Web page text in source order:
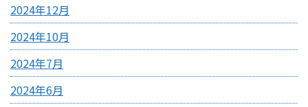
2024年12月
2024年10月
2024年7月
2024年6月